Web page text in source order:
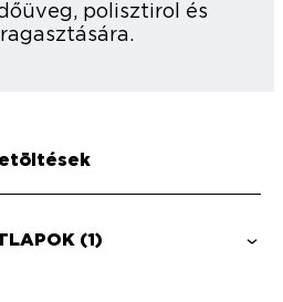
polisztirol és
(1)